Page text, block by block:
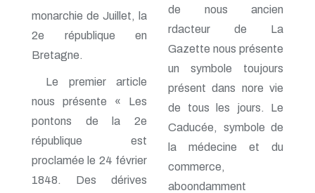
n° 115 - Avril 2003
n° 114 - Janvier 2003
n° 113 - Octobre 2002
n° 112 - Juillet 2002
n° 111 - Avril 2002
n° 109 - Octobre 2001
n° 108 -Juillet 2001
n° 107 - Avril 2001
n° 106 - Janvier 2001
n° 105 - Octobre 2000
n° 104 - Juillet 2000
monarchie de Juillet, la
2e république en
Bretagne.
Le premier article
nous présente « Les
pontons de la 2e
république est
proclamée le 24 février
1848. Des dérives
de nous ancien
rdacteur de La
Gazette nous présente
un symbole toujours
présent dans nore vie
de tous les jours. Le
Caducée, symbole de
la médecine et du
commerce,
aboondamment